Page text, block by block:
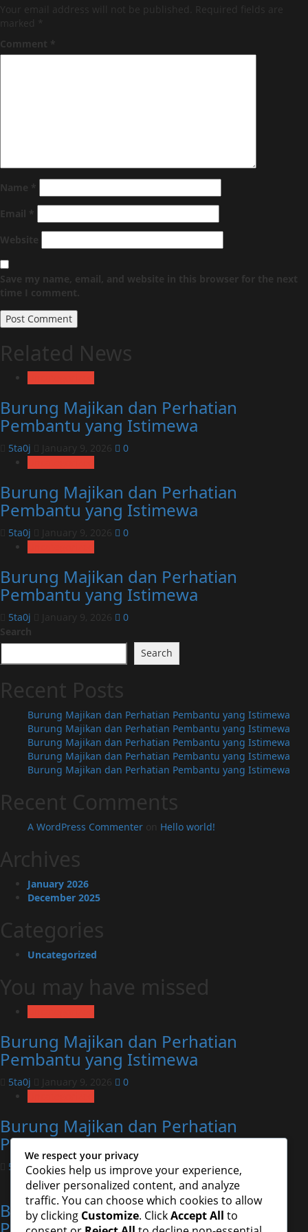
Your email address will not be published.
Required fields are
marked
Comment *
Name *
Email *
Website
Save my name, email, and website in this browser for the next
time I comment.
Related News
Burung Majikan dan Perhatian
Pembantu yang Istimewa
5ta0j January 9, 2026
0
Burung Majikan dan Perhatian
Pembantu yang Istimewa
5ta0j January 9, 2026
0
Burung Majikan dan Perhatian
Pembantu yang Istimewa
5ta0j January 9, 2026
0
Search
Search
Recent Posts
Burung Majikan dan Perhatian Pembantu yang Istimewa
Burung Majikan dan Perhatian Pembantu yang Istimewa
Burung Majikan dan Perhatian Pembantu yang Istimewa
Burung Majikan dan Perhatian Pembantu yang Istimewa
Burung Majikan dan Perhatian Pembantu yang Istimewa
Recent Comments
A WordPress Commenter on Hello world!
Archives
January 2026
December 2025
Categories
Uncategorized
You may have missed
Burung Majikan dan Perhatian
Pembantu yang Istimewa
5ta0j January 9, 2026
0
Burung Majikan dan Perhatian
Pembantu yang Istimewa
5ta0j January 9, 2026
0
Uncategorized
Burung Majikan dan Perhatian
We respect your privacy
Cookies help us improve your experience,
deliver personalized content, and analyze
traffic. You can choose which cookies to allow
by clicking Customize. ClickAccept All to